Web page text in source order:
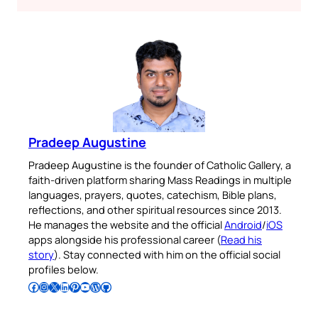
Pradeep Augustine
Pradeep Augustine is the founder of Catholic Gallery, a
faith-driven platform sharing Mass Readings in multiple
languages, prayers, quotes, catechism, Bible plans,
reflections, and other spiritual resources since 2013.
He manages the website and the officialAndroid/iOS
apps alongside his professional career (Read his
story). Stay connected with him on the official social
profiles below.
Follow Pradeep on Facebook Follow Pradeep on InstagramFollow Pradeep on X Follow Pradeep on LinkedIn Follow Pradeep on Pinterest Subscribe to Pradeep’s Youtube Channel Follow Pradeep on WordPress Follow Pradeep on GitHub